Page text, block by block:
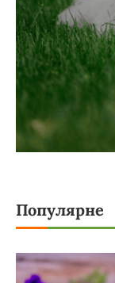
Популярне